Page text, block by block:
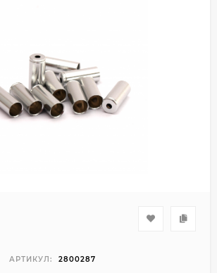
АРТИКУЛ: 2800287